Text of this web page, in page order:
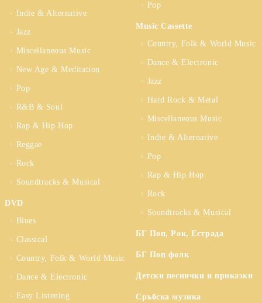
Indie & Alternative
Jazz
Miscellaneous Music
New Age & Meditation
Pop
R&B & Soul
Rap & Hip Hop
Reggae
Rock
Soundtracks & Musical
DVD
Blues
Classical
Country, Folk & World Music
Dance & Electronic
Easy Listening
Pop
Music Cassette
Country, Folk & World Music
Dance & Electronic
Jazz
Hard Rock & Metal
Miscellaneous Music
Indie & Alternative
Pop
Rap & Hip Hop
Rock
Soundtracks & Musical
БГ Поп, Рок, Естрада
БГ Поп фолк
Детски песнички и приказки
Сръбска музика